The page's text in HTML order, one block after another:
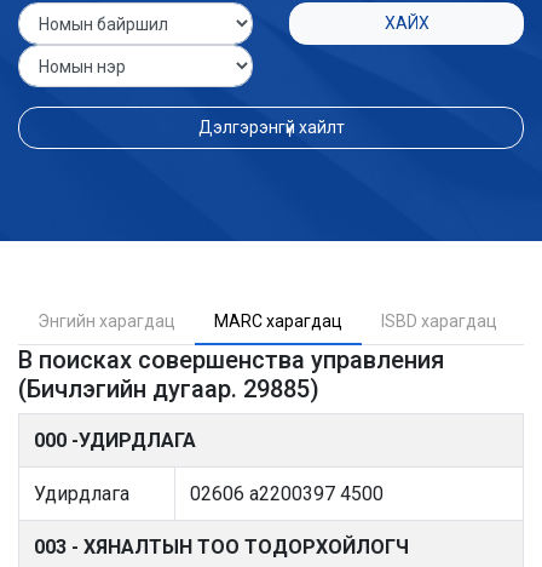
ХАЙХ
Дэлгэрэнгүй хайлт
Энгийн харагдац MARC харагдац ISBD харагдац
В поисках совершенства управления
(Бичлэгийн дугаар. 29885)
000 -УДИРДЛАГА
Удирдлага 02606 a2200397 4500
003 - ХЯНАЛТЫН ТОО ТОДОРХОЙЛОГЧ